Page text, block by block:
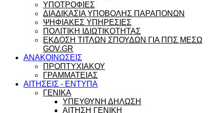
ΥΠΟΤΡΟΦΙΕΣ
ΔΙΑΔΙΚΑΣΙΑ ΥΠΟΒΟΛΗΣ ΠΑΡΑΠΟΝΩΝ
ΨΗΦΙΑΚΕΣ ΥΠΗΡΕΣΙΕΣ
ΠΟΛΙΤΙΚΗ ΙΔΙΩΤΙΚΟΤΗΤΑΣ
ΕΚΔΟΣΗ ΤΙΤΛΩΝ ΣΠΟΥΔΩΝ ΓΙΑ ΠΠΣ ΜΕΣΩ
GOV.GR
ΑΝΑΚΟΙΝΩΣΕΙΣ
ΠΡΟΠΤΥΧΙΑΚΟΥ
ΓΡΑΜΜΑΤΕΙΑΣ
ΑΙΤΗΣΕΙΣ - ΕΝΤΥΠΑ
ΓΕΝΙΚΑ
ΥΠΕΥΘΥΝΗ ΔΗΛΩΣΗ
ΑΙΤΗΣΗ ΓΕΝΙΚΗ